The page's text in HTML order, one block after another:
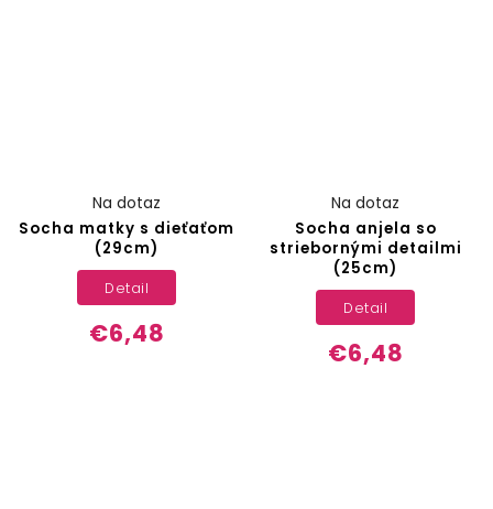
Socha matky s dieťaťom
(29cm)
Na dotaz
€6,48
Detail
Socha anjela so
striebornými detailmi
(25cm)
Na dotaz
€6,48
Detail